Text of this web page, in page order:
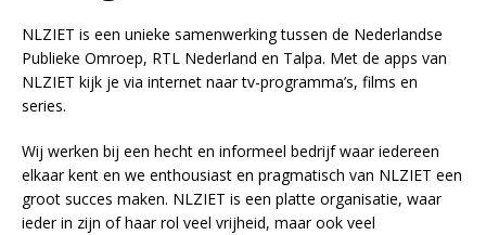
NLZIET is een unieke samenwerking tussen de Nederlandse
Publieke Omroep, RTL Nederland en Talpa. Met de apps van
NLZIET kijk je via internet naar tv-programma’s, films en
series.
Wij werken bij een hecht en informeel bedrijf waar iedereen
elkaar kent en we enthousiast en pragmatisch van NLZIET een
groot succes maken. NLZIET is een platte organisatie, waar
ieder in zijn of haar rol veel vrijheid, maar ook veel